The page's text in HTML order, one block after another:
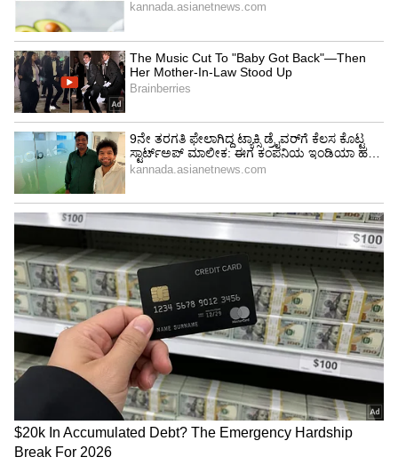
Image Credit :Getty
ಅಕ್ಕಿ ದರ ಏರಿಕೆ
ಸೋನಾ ಮಸೂರಿ ಸ್ಟೀಮ್
ಕಳೆದ ವಾರ ದರ 69ರೂ. - ಈ ವಾರದ ದರ 78 ರೂ.
RNR ಸ್ಟೀಮ್
ಕಳೆದ ವಾರ ದರ 69 ಈ ವಾರದ ದರ 79 ರೂ.
RNR ರಾ ರೈಸ್
ಕಳೆದ ವಾರ ದರ 66ರೂ.76 ರೂ.
ಸೋನಾ ಮಸೂರಿ ರಾ ರೈಸ್
ಕಳೆದ ವಾರ 58ರೂ. 65